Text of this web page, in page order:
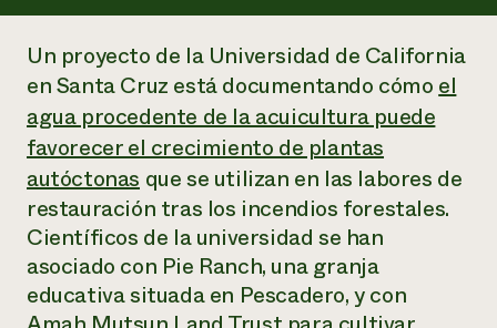
Informes anuales y financieros
Informe de
impacto 2024
LEER EL INFORME
Latinos en la agricultura
Sistemas alimentarios locales
Agricultura urbana
Las mujeres en la agricultura
Evento anual de reciclaje de productos electrónicos
Programa de descuentos de NorthWestern Energy
Servicios energéticos comerciales
Servicios energéticos residenciales
Blog
Podcasts
Publicaciones
Cursos cortos
Vídeos
Oportunidades de financiación
Noticias
Donar
Donaciones planificadas
Boletín
Consultas de los medios de comunicación
Todos
contribuyen a la
Un proyecto de la Universidad de California
en Santa Cruz está documentando cómoel
agua procedente de la acuicultura puede
favorecer el crecimiento de plantas
autóctonas que se utilizan en las labores de
restauración tras los incendios forestales.
Científicos de la universidad se han
asociado con Pie Ranch, una granja
educativa situada en Pescadero, y con